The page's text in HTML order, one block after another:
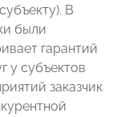
В
были
гарантий
у субъектов
заказчик